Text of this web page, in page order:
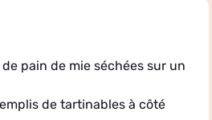
pain de mie séchées sur un
de tartinables à côté